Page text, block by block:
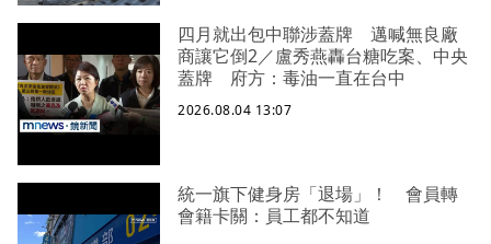
四月就出包中聯涉蓋牌 邁喊無良廠
商讓它倒2／盧秀燕轟台糖吃案、中央
蓋牌 府方：毒油一直在台中
2026.08.04 13:07
統一旗下健身房「退場」！ 會員轉
會籍卡關：員工都不知道